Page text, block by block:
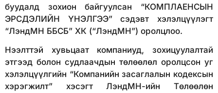
буудалд зохион байгуулсан “КОМПЛАЕНСЫН
ЭРСДЭЛИЙН ҮНЭЛГЭЭ” сэдэвт хэлэлцүүлэгт
“ЛэндМН ББСБ” ХК (“ЛэндМН”) оролцлоо.
Нээлттэй хувьцаат компаниуд, зохицуулалтай
этгээд болон судлаачдын төлөөлөл оролцсон уг
хэлэлцүүлгийн “Компанийн засаглалын кодексын
хэрэгжилт” хэсэгт ЛэндМН-ийн Төлөөлөн